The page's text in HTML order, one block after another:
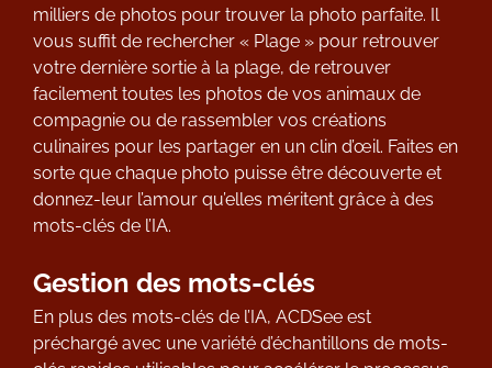
milliers de photos pour trouver la photo parfaite. Il
vous suffit de rechercher « Plage » pour retrouver
votre dernière sortie à la plage, de retrouver
facilement toutes les photos de vos animaux de
compagnie ou de rassembler vos créations
culinaires pour les partager en un clin d’œil. Faites en
sorte que chaque photo puisse être découverte et
donnez-leur l’amour qu’elles méritent grâce à des
mots-clés de l’IA.
Gestion des mots-clés
En plus des mots-clés de l’IA, ACDSee est
préchargé avec une variété d’échantillons de mots-